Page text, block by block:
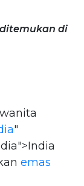
di
"
emas